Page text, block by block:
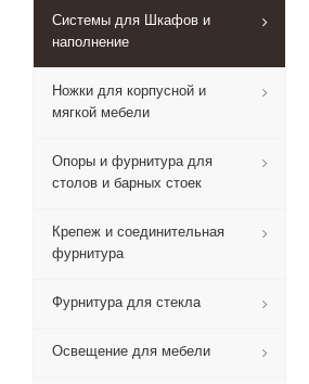
Системы для Шкафов и
наполнение
Ножки для корпусной и
мягкой мебели
Опоры и фурнитура для
столов и барных стоек
Крепеж и соединительная
фурнитура
Фурнитура для стекла
Освещение для мебели